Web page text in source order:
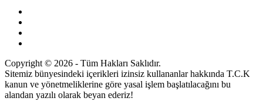
Copyright © 2026 - Tüm Hakları Saklıdır.
Sitemiz bünyesindeki içerikleri izinsiz kullananlar hakkında T.C.K
kanun ve yönetmeliklerine göre yasal işlem başlatılacağını bu
alandan yazılı olarak beyan ederiz!